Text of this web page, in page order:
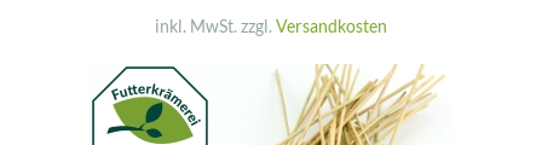
inkl. MwSt. zzgl. Versandkosten